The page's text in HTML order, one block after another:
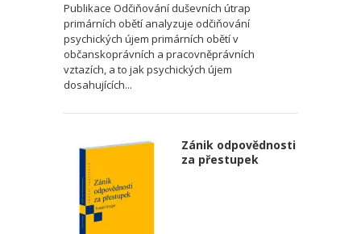
Publikace Odčiňování duševních útrap
primárních obětí analyzuje odčiňování
psychických újem primárních obětí v
občanskoprávních a pracovněprávních
vztazích, a to jak psychických újem
dosahujících...
Zánik odpovědnosti
za přestupek